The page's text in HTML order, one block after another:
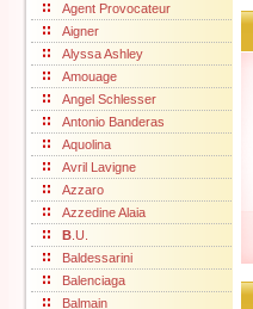
Agent Provocateur
Aigner
Alyssa Ashley
Amouage
Angel Schlesser
Antonio Banderas
Aquolina
Avril Lavigne
Azzaro
Azzedine Alaia
B .U.
Baldessarini
Balenciaga
Balmain